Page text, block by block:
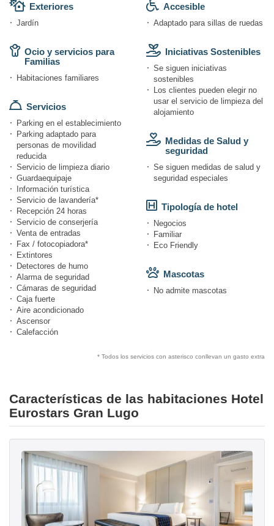
Exteriores
Jardín
Ocio y servicios para
Familias
Habitaciones familiares
Servicios
Parking en el establecimiento
Parking adaptado para
personas de movilidad
reducida
Servicio de limpieza diario
Guardaequipaje
Información turística
Servicio de lavandería*
Recepción 24 horas
Servicio de conserjería
Venta de entradas
Fax / fotocopiadora*
Extintores
Detectores de humo
Alarma de seguridad
Cámaras de seguridad
Caja fuerte
Aire acondicionado
Ascensor
Calefacción
Accesible
Adaptado para sillas de ruedas
Iniciativas Sostenibles
Se siguen iniciativas
sostenibles
Los clientes pueden elegir no
usar el servicio de limpieza del
alojamiento
Medidas de Salud y
seguridad
Se siguen medidas de salud y
seguridad especiales
Tipología de hotel
Negocios
Familiar
Eco Friendly
Mascotas
No admite mascotas
* Todos los servicios con asterisco conllevan un gasto extra
Características de las habitaciones Hotel
Eurostars Gran Lugo